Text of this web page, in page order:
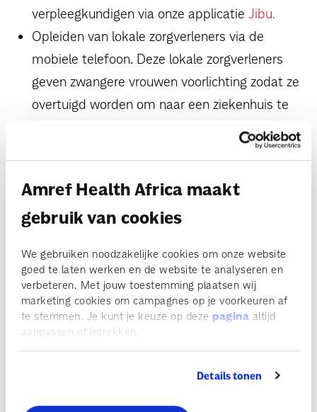
Amref Health Africa maakt
gebruik van cookies
We gebruiken noodzakelijke cookies om onze website
goed te laten werken en de website te analyseren en
verbeteren. Met jouw toestemming plaatsen wij
marketing cookies om campagnes op je voorkeuren af
te stemmen. Je kunt je keuze op deze pagina altijd
aanpassen of intrekken.
Details tonen
verpleegkundigen via onze applicatie Jibu.
Opleiden van lokale zorgverleners via de
mobiele telefoon. Deze lokale zorgverleners
geven zwangere vrouwen voorlichting zodat ze
overtuigd worden om naar een ziekenhuis te
Daarnaast houden ze de gezondheid
huisbezoeken.
Verbeteren van voorzieningen in ziekenhuizen
Voorlichting geven aan meisjes en vrouwen
over het belang van zorg bij de bevalling en
controles voor- en achteraf.
Zorgen dat moeders een
afsluiten zodat ze niet meer tegen
onverwachte kosten aanlopen.